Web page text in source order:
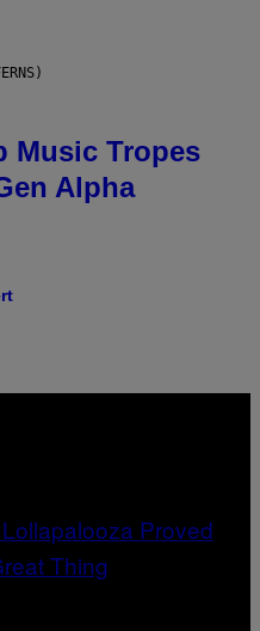
Music Tropes
Alpha